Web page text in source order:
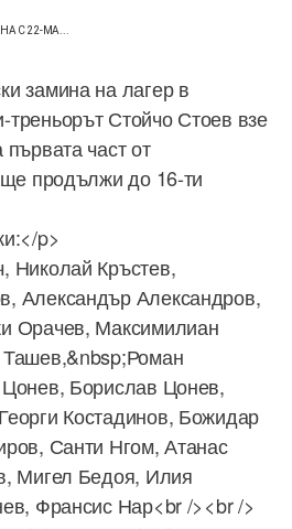
С 22-МА...
замина на лагер в
Стойчо Стоев взе
част от
ще продължи до 16-ти
p>
Николай Кръстев,
Александър Александров,
Орачев, Максимилиан
Борислав Цонев,
Костадинов, Божидар
Санти Нгом, Атанас
Мигел Бедоя, Илия
Франсис Нар<br /><br />